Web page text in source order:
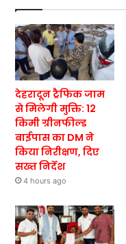
देहरादून ट्रैफिक जाम
से मिलेगी मुक्ति: 12
किमी ग्रीनफील्ड
बाईपास का DM ने
किया निरीक्षण, दिए
सख्त निर्देश
4 hours ago